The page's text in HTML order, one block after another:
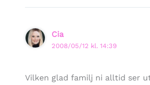
Cia
2008/05/12 kl. 14:39
Vilken glad familj ni alltid ser